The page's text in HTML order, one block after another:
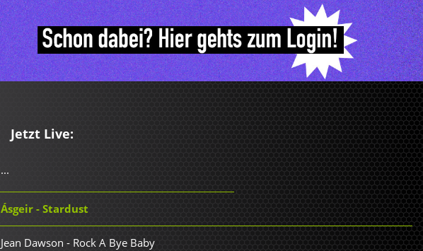
Jetzt Live:
...
Ásgeir - Stardust
Jean Dawson - Rock A Bye Baby